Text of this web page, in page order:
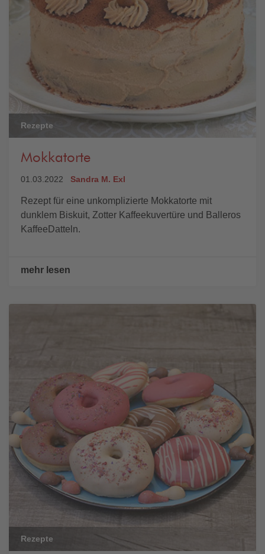
Rezepte
Mokkatorte
01.03.2022 Sandra M. Exl
Rezept für eine unkomplizierte Mokkatorte mit
dunklem Biskuit, Zotter Kaffeekuvertüre und Balleros
KaffeeDatteln.
mehr lesen
Rezepte